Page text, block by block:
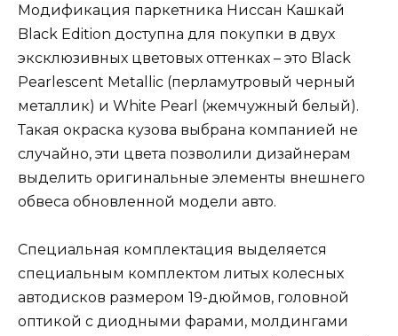
Модификация паркетника Ниссан Кашкай
Black Edition доступна для покупки в двух
эксклюзивных цветовых оттенках – это Black
Pearlescent Metallic (перламутровый черный
металлик) и White Pearl (жемчужный белый).
Такая окраска кузова выбрана компанией не
случайно, эти цвета позволили дизайнерам
выделить оригинальные элементы внешнего
обвеса обновленной модели авто.
Специальная комплектация выделяется
специальным комплектом литых колесных
автодисков размером 19-дюймов, головной
оптикой с диодными фарами, молдингами